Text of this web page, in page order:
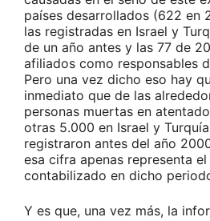
países desarrollados (622 en
las registradas en Israel y
de un año antes y las 77 de
afiliados como responsables
Pero una vez dicho eso hay
inmediato que de las
personas muertas en
otras 5.000 en Israel y
registraron antes del año
esa cifra apenas representa
contabilizado en dicho
Y es que, una vez más, la